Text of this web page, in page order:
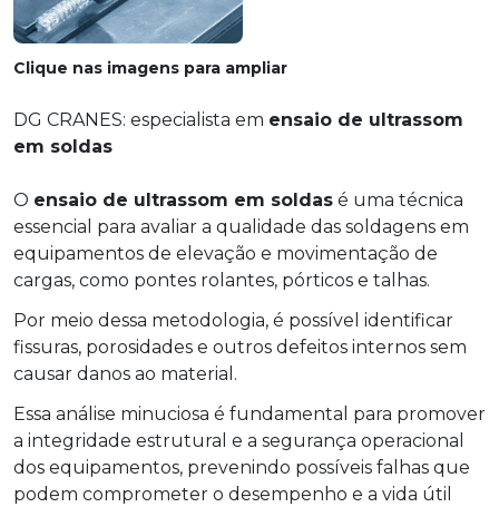
Clique nas imagens para ampliar
DG CRANES: especialista em ensaio de ultrassom
em soldas
O ensaio de ultrassom em soldas é uma técnica
essencial para avaliar a qualidade das soldagens em
equipamentos de elevação e movimentação de
cargas, como pontes rolantes, pórticos e talhas.
Por meio dessa metodologia, é possível identificar
fissuras, porosidades e outros defeitos internos sem
causar danos ao material.
Essa análise minuciosa é fundamental para promover
a integridade estrutural e a segurança operacional
dos equipamentos, prevenindo possíveis falhas que
podem comprometer o desempenho e a vida útil